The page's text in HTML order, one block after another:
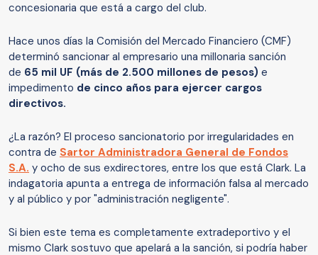
concesionaria que está a cargo del club.
Hace unos días la Comisión del Mercado Financiero (CMF)
determinó sancionar al empresario una millonaria sanción
de 65 mil UF (más de 2.500 millones de pesos) e
impedimento de cinco años para ejercer cargos
directivos.
¿La razón? El proceso sancionatorio por irregularidades en
contra de Sartor Administradora General de Fondos
S.A. y ocho de sus exdirectores, entre los que está Clark. La
indagatoria apunta a entrega de información falsa al mercado
y al público y por "administración negligente".
Si bien este tema es completamente extradeportivo y el
mismo Clark sostuvo que apelará a la sanción, si podría haber